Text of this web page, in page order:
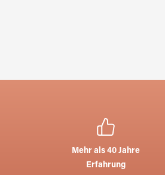
Mehr als 40 Jahre
Erfahrung